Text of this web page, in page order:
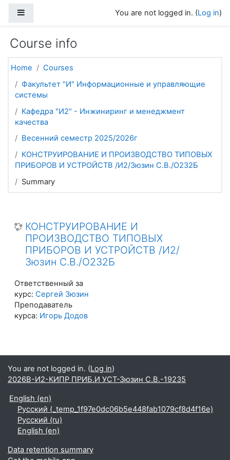
You are not logged in. (Log in)
Course info
Home
Courses
Факультет "И" Информационные и управляющие
системы
Кафедра "И2" - Инжиниринг и менеджмент
качества
Весенний семестр 2025/2026г
КОНСТРУИРОВАНИЕ И ПРОИЗВОДСТВО ТИПОВЫХ
ПРИБОРОВ И УСТРОЙСТВ /И2/Зюзин С.В./О232Б
Summary
КОНСТРУИРОВАНИЕ И
ПРОИЗВОДСТВО ТИПОВЫХ
ПРИБОРОВ И УСТРОЙСТВ /И2/
Зюзин С.В./О232Б
Ответственный за
курс: Сергей Зюзин
Преподаватель
курса: Игорь Додов
You are not logged in. (Log in)
2026В-И2-КИПР ПРИБ.И УСТ-Зюзин С.В.-19235
English ‎(en)‎
Русский ‎(_temp_1f97e0dc06b5e448fab1079cf8d4f16e)‎
Русский ‎(ru)‎
English ‎(en)‎
Data retention summary